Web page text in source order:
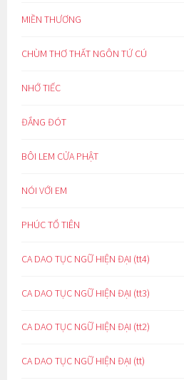
MIỀN THƯƠNG
CHÙM THƠ THẤT NGÔN TỨ CÚ
NHỚ TIẾC
ĐẮNG ĐÓT
BÔI LEM CỬA PHẬT
NÓI VỚI EM
PHÚC TỔ TIÊN
CA DAO TỤC NGỮ HIỆN ĐẠI (tt4)
CA DAO TỤC NGỮ HIỆN ĐẠI (tt3)
CA DAO TỤC NGỮ HIỆN ĐẠI (tt2)
CA DAO TỤC NGỮ HIỆN ĐẠI (tt)